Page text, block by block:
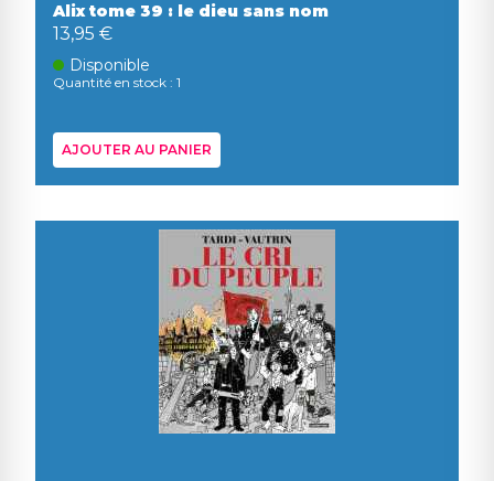
Alix tome 39 : le dieu sans nom
13,95 €
Disponible
Quantité en stock : 1
AJOUTER AU PANIER